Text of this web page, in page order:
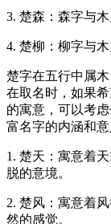
3. 楚森：森字与
4. 楚柳：柳字与
楚字在五行中属
在取名时，如果
的寓意，可以考
富名字的内涵和意
1. 楚天：寓意着
脱的意境。
2. 楚风：寓意着
然的感觉。